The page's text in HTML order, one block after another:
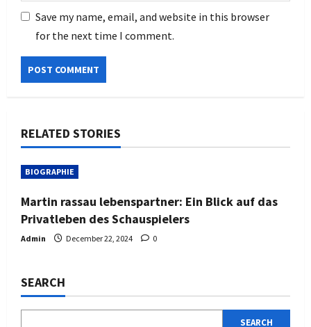
Save my name, email, and website in this browser
for the next time I comment.
RELATED STORIES
BIOGRAPHIE
Martin rassau lebenspartner: Ein Blick auf das
Privatleben des Schauspielers
Admin December 22, 2024 0
SEARCH
SEARCH